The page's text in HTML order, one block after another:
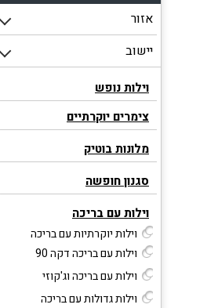
וילות נופש
צימרים יוקרתיים
מלונות בוטיק
סגנון חופשה
וילות עם בריכה
וילות יוקרתיות עם בריכה
וילות עם בריכה דקה 90
וילות עם בריכה וג'קוזי
וילות גדולות עם בריכה